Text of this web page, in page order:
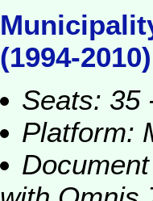
(1994-2010)
Seats: 35
Platform: